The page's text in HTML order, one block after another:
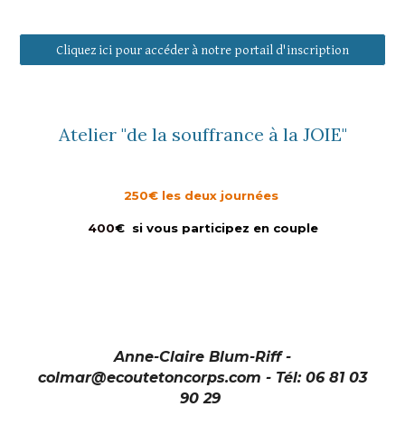
Cliquez ici pour accéder à notre portail d'inscription
Atelier"de la souffrance à la JOIE"
250€ les deux journées
400€ si vousparticipez en couple
Anne-Claire Blum-Riff -
colmar@ecoutetoncorps.com - Tél: 06 81 03
90 29